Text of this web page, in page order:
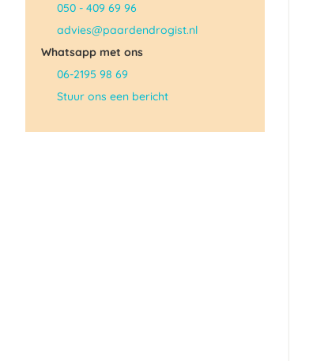
050 - 409 69 96
advies@paardendrogist.nl
Whatsapp met ons
06-2195 98 69
Stuur ons een bericht